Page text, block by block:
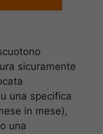
sicuramente
una specifica
in mese),
una